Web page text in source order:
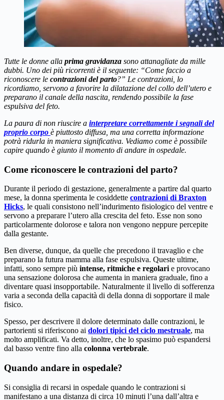
Tutte le donne alla prima gravidanza sono attanagliate da mille
dubbi. Uno dei più ricorrenti è il seguente: “Come faccio a
riconoscere le contrazioni del parto?” Le contrazioni, lo
ricordiamo, servono a favorire la dilatazione del collo dell’utero e
preparano il canale della nascita, rendendo possibile la fase
espulsiva del feto.
La paura di non riuscire a interpretare correttamente i segnali del
proprio corpo è piuttosto diffusa, ma una corretta informazione
potrà ridurla in maniera significativa. Vediamo come è possibile
capire quando è giunto il momento di andare in ospedale.
Come riconoscere le contrazioni del parto?
Durante il periodo di gestazione, generalmente a partire dal quarto
mese, la donna sperimenta le cosiddette contrazioni di Braxton
Hicks, le quali consistono nell’indurimento fisiologico del ventre e
servono a preparare l’utero alla crescita del feto. Esse non sono
particolarmente dolorose e talora non vengono neppure percepite
dalla gestante.
Ben diverse, dunque, da quelle che precedono il travaglio e che
preparano la futura mamma alla fase espulsiva. Queste ultime,
infatti, sono sempre più intense, ritmiche e regolari e provocano
una sensazione dolorosa che aumenta in maniera graduale, fino a
diventare quasi insopportabile. Naturalmente il livello di sofferenza
varia a seconda della capacità di della donna di sopportare il male
fisico.
Spesso, per descrivere il dolore determinato dalle contrazioni, le
partorienti si riferiscono ai dolori tipici del ciclo mestruale, ma
molto amplificati. Va detto, inoltre, che lo spasimo può espandersi
dal basso ventre fino alla colonna vertebrale.
Quando andare in ospedale?
Si consiglia di recarsi in ospedale quando le contrazioni si
manifestano a una distanza di circa 10 minuti l’una dall’altra e